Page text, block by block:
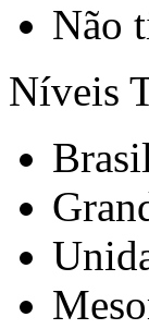
Não
Níveis